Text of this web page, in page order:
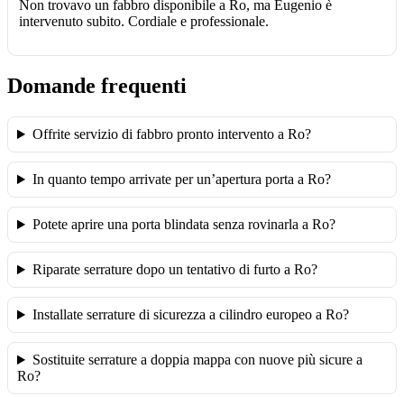
Non trovavo un fabbro disponibile a Ro, ma Eugenio è
intervenuto subito. Cordiale e professionale.
Domande frequenti
Offrite servizio di fabbro pronto intervento a Ro?
In quanto tempo arrivate per un’apertura porta a Ro?
Potete aprire una porta blindata senza rovinarla a Ro?
Riparate serrature dopo un tentativo di furto a Ro?
Installate serrature di sicurezza a cilindro europeo a Ro?
Sostituite serrature a doppia mappa con nuove più sicure a
Ro?